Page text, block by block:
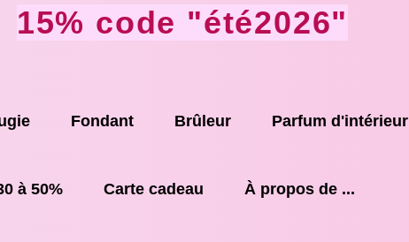
15% code "été2026"
Fondant Brûleur Parfum d'intérieur
à 50% Carte cadeau À propos de ...